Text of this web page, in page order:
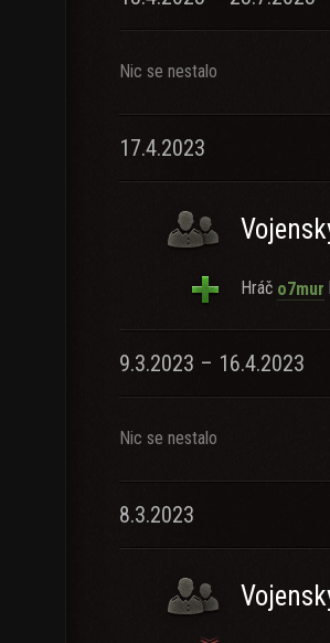
Nic se nestalo
17.4.2023
Hráč o7mur
9.3.2023 – 16.4.2023
Nic se nestalo
8.3.2023